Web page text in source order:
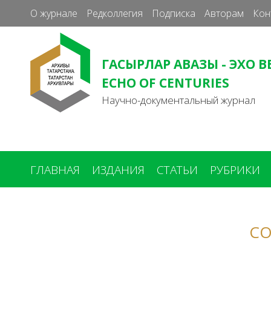
О журнале Редколлегия Подписка Авторам
ГАСЫРЛАР АВАЗЫ - ЭХО
ECHO OF CENTURIES
Научно-документальный журнал
ГЛАВНАЯ ИЗДАНИЯ СТАТЬИ РУБРИКИ